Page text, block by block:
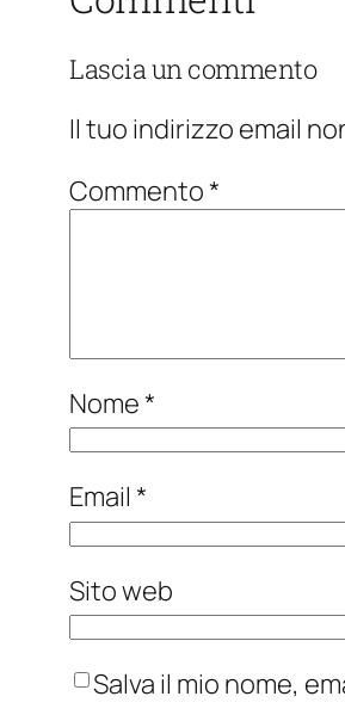
Lascia un commento
Il tuo indirizzo email
Commento*
Nome*
Email *
Sito web
Salva il mio nome,